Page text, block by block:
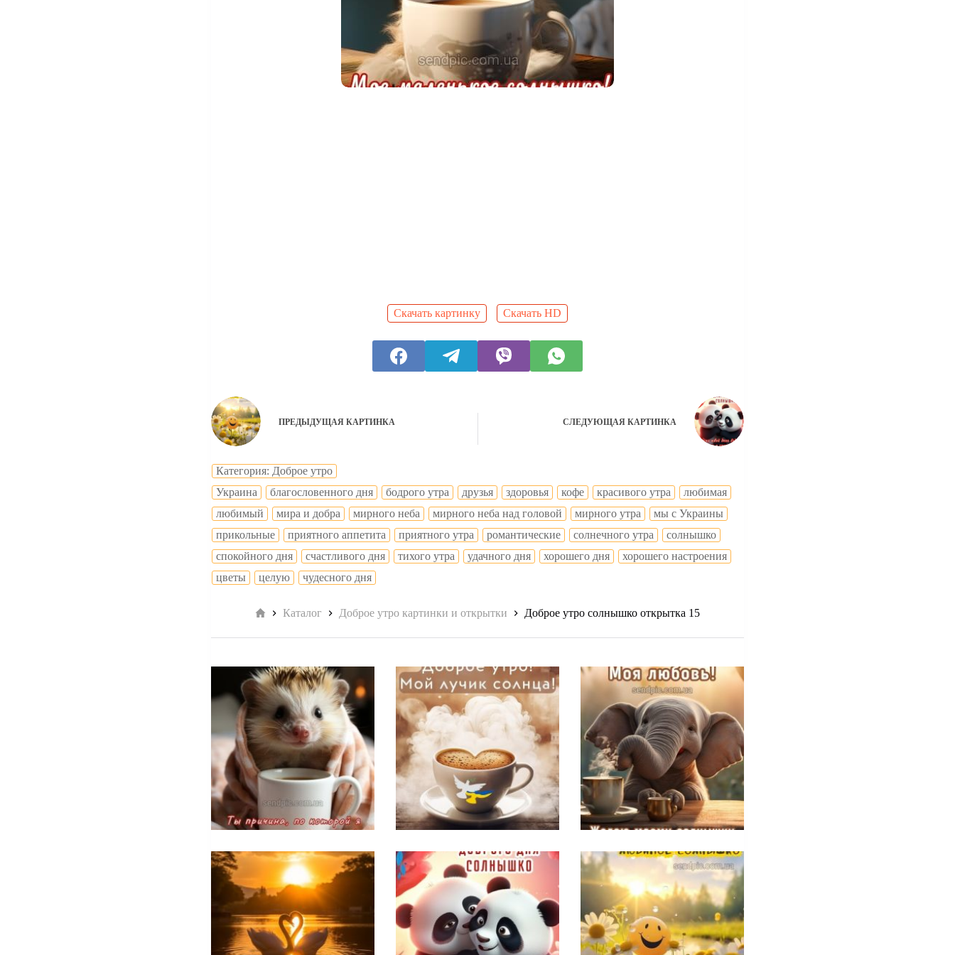
Скачать картинку Скачать HD
ПРЕДЫДУЩАЯ КАРТИНКА СЛЕДУЮЩАЯ КАРТИНКА
Категория: Доброе утро
Украина
благословенного дня бодрого утра друзья здоровья кофе красивого утра
любимая
любимый
мира и добра мирного неба мирного неба над головой мирного утра
мы с Украины
прикольные
приятного аппетита приятного утра романтические солнечного утра
солнышко
спокойного дня
счастливого дня тихого утра удачного дня хорошего дня
хорошего настроения
цветы
целую чудесного дня
Главная
Каталог Доброе утро картинки и открытки Доброе утро солнышко открытка 15